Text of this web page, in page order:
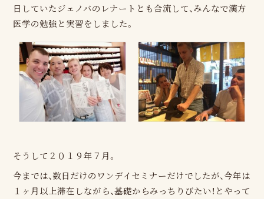
日していたジェノバのレナートとも合流して、みんなで漢方
医学の勉強と実習をしました。
そうして２０１９年７月。
今までは、数日だけのワンデイセミナーだけでしたが、今年は
１ヶ月以上滞在しながら、基礎からみっちりびたい！とやって